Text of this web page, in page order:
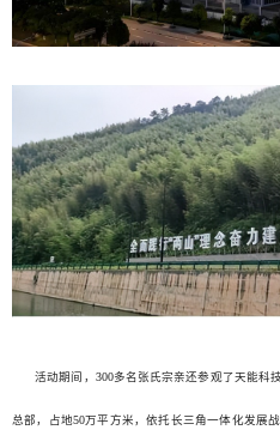
活动期间，300多名张氏宗亲还参观了天能科
总部，占地50万平方米，依托长三角一体化发展